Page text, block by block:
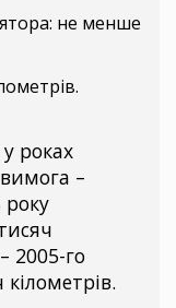
не менше
роках
–
року
2005-го